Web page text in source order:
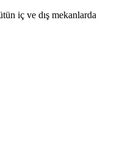
iç ve dış mekanlarda